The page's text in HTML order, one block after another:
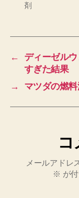
剤
←
ディーゼル
すぎた結果
→
マツダの燃料
コ
メールアドレ
※ が